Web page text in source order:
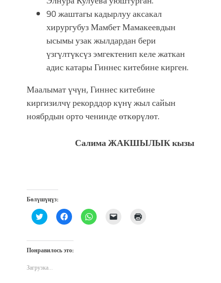
90 жаштагы кадырлуу аксакал
хирургубуз Мамбет Мамакеевдын
ысымы узак жылдардан бери
үзгүлтүксүз эмгектенип келе жаткан
адис катары Гиннес китебине кирген.
Маалыматүчүн,Гиннес китебине
киргизилчүрекорддор күнү жыл сайын
ноябрдын орто ченинде өткөрүлөт.
Салима ЖАКШЫЛЫК кызы
Бөлүшүңүз:
Нажмите,
чтобы
Twitter
(Открывается
в
окне)
Нажмите,
чтобы
Facebook
(Открывается
в
Нажмите,
чтобы
Послать
ссылку
Понравилось это:
Загрузка...